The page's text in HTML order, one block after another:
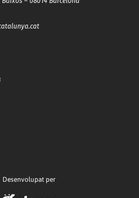
Desenvolupat per